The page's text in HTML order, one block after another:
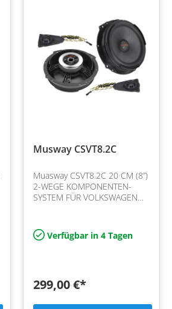
Musway CSVT8.2C
Muasway CSVT8.2C 20 CM (8”)
2-WEGE KOMPONENTEN-
SYSTEM FÜR VOLKSWAGEN
die neueste Musway-
Entwicklung, welches…
Verfügbar in 4 Tagen
299,00 €*